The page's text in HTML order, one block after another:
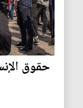
حقوق